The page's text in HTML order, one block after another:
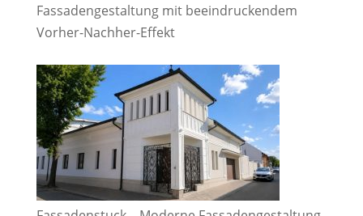
Fassadengestaltung mit beeindruckendem
Vorher-Nachher-Effekt